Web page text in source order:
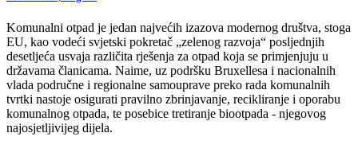
Komunalni otpad je jedan najvećih izazova modernog društva, stoga
EU, kao vodeći svjetski pokretač „zelenog razvoja“ posljednjih
desetljeća usvaja različita rješenja za otpad koja se primjenjuju u
državama članicama. Naime, uz podršku Bruxellesa i nacionalnih
vlada područne i regionalne samouprave preko rada komunalnih
tvrtki nastoje osigurati pravilno zbrinjavanje, recikliranje i oporabu
komunalnog otpada, te posebice tretiranje biootpada - njegovog
najosjetljivijeg dijela.